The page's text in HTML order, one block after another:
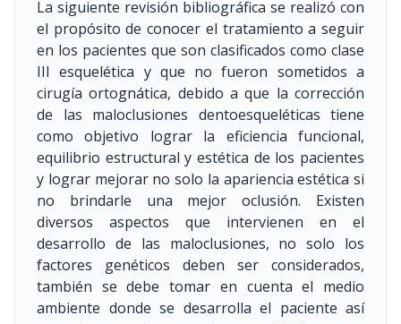
La siguiente revisión bibliográfica se realizó con
el propósito de conocer el tratamiento a seguir
en los pacientes que son clasificados como clase
III esquelética y que no fueron sometidos a
cirugía ortognática, debido a que la corrección
de las maloclusiones dentoesqueléticas tiene
como objetivo lograr la eficiencia funcional,
equilibrio estructural y estética de los pacientes
y lograr mejorar no solo la apariencia estética si
no brindarle una mejor oclusión. Existen
diversos aspectos que intervienen en el
desarrollo de las maloclusiones, no solo los
factores genéticos deben ser considerados,
también se debe tomar en cuenta el medio
ambiente donde se desarrolla el paciente así